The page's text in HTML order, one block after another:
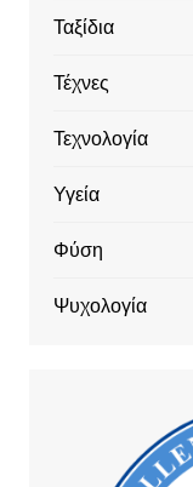
Ταξίδια
Τέχνες
Τεχνολογία
Υγεία
Φύση
Ψυχολογία